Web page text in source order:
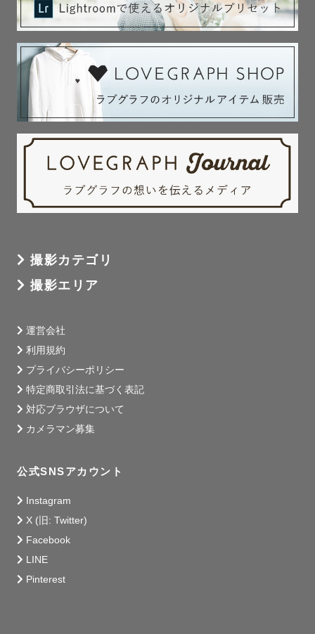
撮影カテゴリ
撮影エリア
運営会社
利用規約
プライバシーポリシー
特定商取引法に基づく表記
対応ブラウザについて
カメラマン募集
公式SNSアカウント
Instagram
X (旧: Twitter)
Facebook
LINE
Pinterest